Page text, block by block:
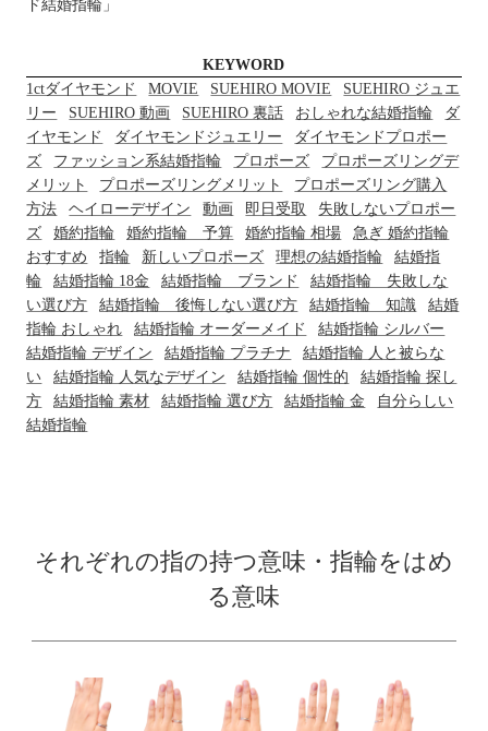
ド結婚指輪」
KEYWORD
1ctダイヤモンド
MOVIE SUEHIRO MOVIE
SUEHIRO ジュエ
リー
SUEHIRO 動画 SUEHIRO 裏話 おしゃれな結婚指輪
ダ
イヤモンド
ダイヤモンドジュエリー
ダイヤモンドプロポー
ズ
ファッション系結婚指輪 プロポーズ
プロポーズリングデ
メリット
プロポーズリングメリット
プロポーズリング購入
方法
ヘイローデザイン 動画 即日受取
失敗しないプロポー
ズ
婚約指輪 婚約指輪 予算 婚約指輪 相場
急ぎ 婚約指輪
おすすめ
指輪 新しいプロポーズ 理想の結婚指輪
結婚指
輪
結婚指輪 18金 結婚指輪 ブランド
結婚指輪 失敗しな
い選び方
結婚指輪 後悔しない選び方 結婚指輪 知識
結婚
指輪 おしゃれ
結婚指輪 オーダーメイド
結婚指輪 シルバー
結婚指輪 デザイン
結婚指輪 プラチナ
結婚指輪 人と被らな
い
結婚指輪 人気なデザイン 結婚指輪 個性的
結婚指輪 探し
方
結婚指輪 素材 結婚指輪 選び方 結婚指輪 金
自分らしい
結婚指輪
それぞれの指の持つ意味・指輪をはめ
る意味